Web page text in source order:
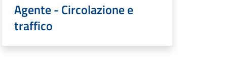
Agente - Circolazione e
traffico